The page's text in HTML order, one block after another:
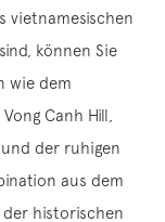
vietnamesischen
können Sie
wie dem
Canh Hill,
der ruhigen
aus dem
historischen